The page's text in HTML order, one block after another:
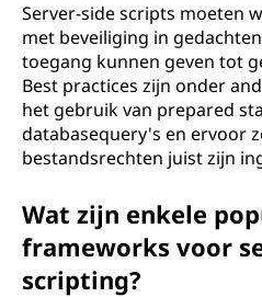
Server-side scripts moeten
met beveiliging in
toegang kunnen geven tot
Best practices zijn onder
het gebruik van prepared
databasequery's en ervoor
bestandsrechten juist zijn
Wat zijn enkele
frameworks voor
scripting?